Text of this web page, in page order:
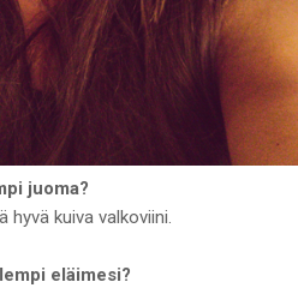
juoma?
hyvä kuiva valkoviini.
eläimesi?